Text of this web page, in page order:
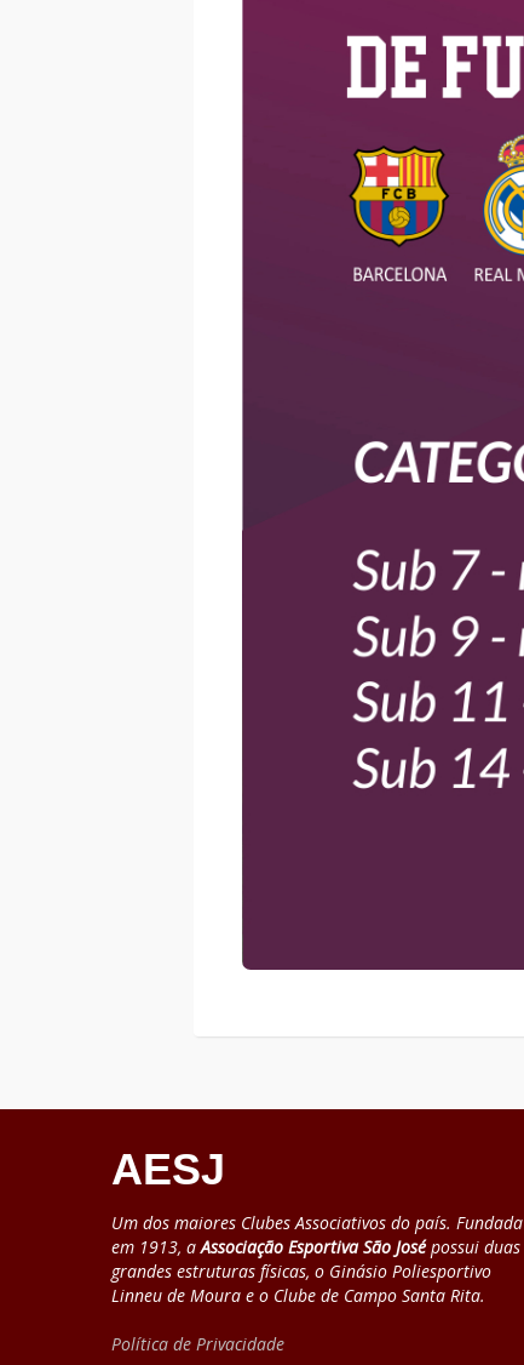
AESJ
Um dos maiores Clubes Associativos do país. Fundada
em 1913, aAssociação Esportiva São Josépossui duas
grandes estruturas físicas, o Ginásio Poliesportivo
Linneu de Moura e o Clube de Campo Santa Rita.
Política de Privacidade